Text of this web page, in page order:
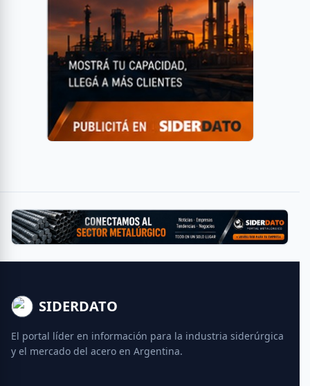
SIDERDATO
El portal líder en información para la industria siderúrgica
y el mercado del acero en Argentina.